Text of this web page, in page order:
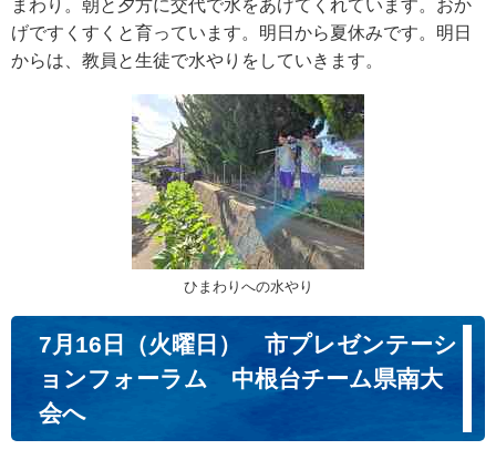
まわり。朝と夕方に交代で水をあげてくれています。おか
げですくすくと育っています。明日から夏休みです。明日
からは、教員と生徒で水やりをしていきます。
ひまわりへの水やり
7月16日（火曜日） 市プレゼンテーシ
ョンフォーラム 中根台チーム県南大
会へ